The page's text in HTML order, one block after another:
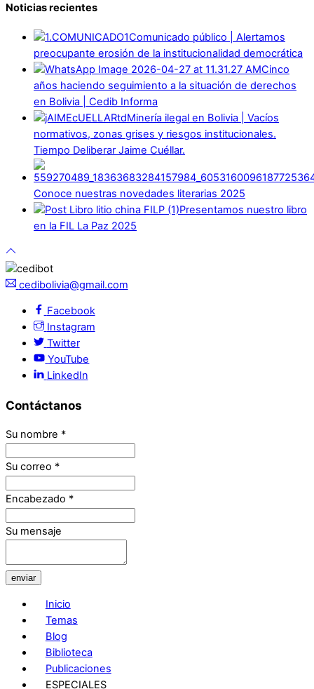
Noticias recientes
Comunicado público | Alertamos
preocupante erosión de la institucionalidad democrática
Cinco
años haciendo seguimiento a la situación de derechos
en Bolivia | Cedib Informa
Minería ilegal en Bolivia | Vacíos
normativos, zonas grises y riesgos institucionales.
Tiempo Deliberar Jaime Cuéllar.
Conoce nuestras novedades literarias 2025
Presentamos nuestro libro
en la FIL La Paz 2025
cedibolivia@gmail.com
Facebook
Instagram
Twitter
YouTube
LinkedIn
Contáctanos
Su nombre *
Su correo *
Encabezado *
Su mensaje
enviar
Inicio
Temas
Blog
Biblioteca
Publicaciones
ESPECIALES